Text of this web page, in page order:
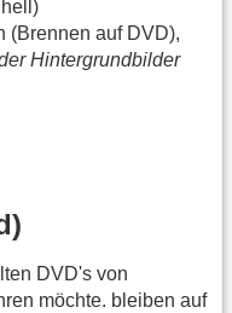
(Brennen auf DVD),
Hintergrundbilder
DVD's von
möchte. bleiben auf